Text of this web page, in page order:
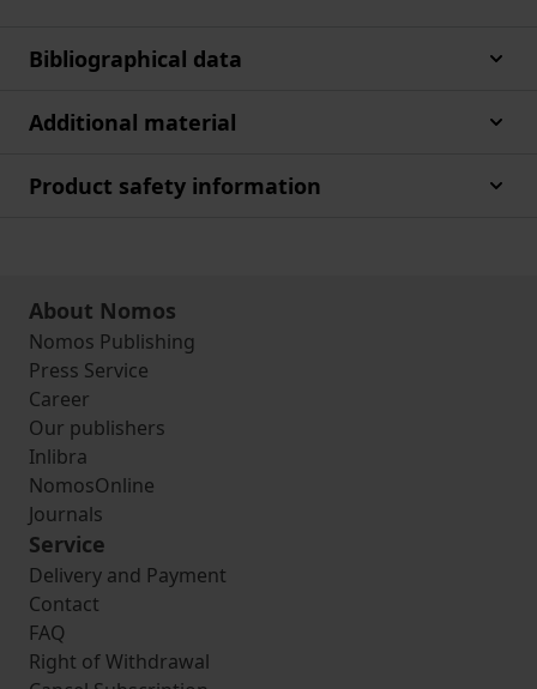
Bibliographical data
Additional material
Product safety information
About Nomos
Nomos Publishing
Press Service
Career
Our publishers
Inlibra
NomosOnline
Journals
Service
Delivery and Payment
Contact
FAQ
Right of Withdrawal